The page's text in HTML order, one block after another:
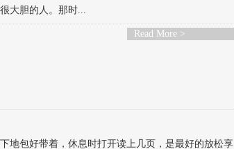
大胆的人。那时...
Read More >
地包好带着，休息时打开读上几页，是最好的放松享